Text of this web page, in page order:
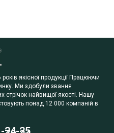
якісної продукції Працюючи
Ми здобули звання
стрічок найвищої якості. Нашу
понад 12 000 компаній в